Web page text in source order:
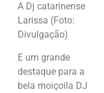
A Dj catarinense
Larissa (Foto:
Divulgação)
E um grande
destaque para a
bela moiçoila DJ